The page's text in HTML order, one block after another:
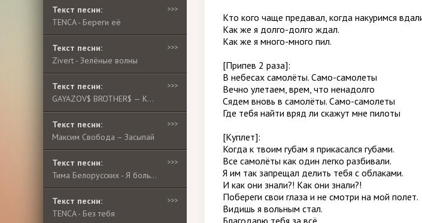
Текст песни:
TENCA - Береги её
>>>
Текст песни:
Zivert - Зелёные волны
>>>
Текст песни:
GAYAZOV$ BROTHER$ — Кредо моё
>>>
Текст песни:
Максим Свобода – Засыпай
>>>
Текст песни:
Тима Белорусских - Я больше не напишу
>>>
Текст песни:
TENCA - Без тебя
>>>
Кто кого чаще предавал, когда накуримся
Как же я долго-долго ждал.
Как же я много-много пил.
[Припев 2 раза]:
В небесах самолёты. Само-самолеты
Вечно улетаем, врем, что ненадолго
Сядем вновь в самолёты. Само-самолеты
Где тебя найти вряд ли скажут мне пилоты
[Куплет]:
Когда к твоим губам я прикасался губами.
Все самолёты как один легко разбивали.
Я им так запрещал делить тебя с облаками.
И как они знали?! Как они знали?!
Побереги свои глаза и не смотри на мой полет.
Видишь я вольным стал.
Благодарю тебя за всё.